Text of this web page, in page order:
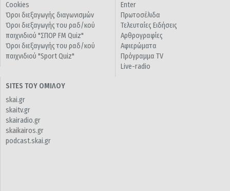
Cookies
Όροι διεξαγωγής διαγωνισμών
Όροι διεξαγωγής του ραδ/κού
παιχνιδιού "ΣΠΟΡ FM Quiz"
Όροι διεξαγωγής του ραδ/κού
παιχνιδιού "Sport Quiz"
Enter
Πρωτοσέλιδα
Τελευταίες Ειδήσεις
Αρθρογραφίες
Αφιερώματα
Πρόγραμμα TV
Live-radio
SITES ΤΟΥ ΟΜΙΛΟΥ
skai.gr
skaitv.gr
skairadio.gr
skaikairos.gr
podcast.skai.gr